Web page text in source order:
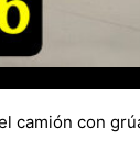
camión con